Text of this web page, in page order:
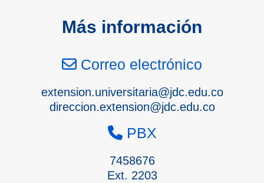
Más información
Correo electrónico
extension.universitaria@jdc.edu.co
direccion.extension@jdc.edu.co
PBX
7458676
Ext. 2203